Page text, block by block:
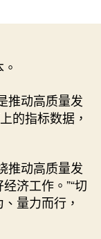
民
查
包
心
得
生
推动高质量发
的指标数据，
推动高质量发
济工作。”“切
量力而行，